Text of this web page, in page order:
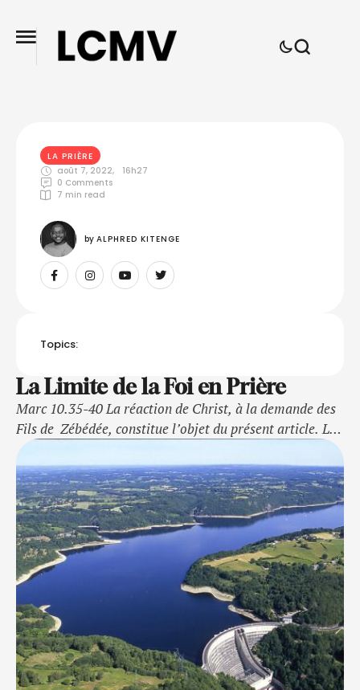
LA PRIÈRE
août 7, 2022,
16h27
0 Comments
7 min read
by ALPHRED KITENGE
Topics:
La Limite de la Foi en Prière
Marc 10.35-40 La réaction de Christ, à la demande des
Fils de Zébédée, constitue l’objet du présent article. La
foi est une puissance. Un grand potentiel. Pour saisir
une image relative au potentiel de la foi, il faut entendre
ce que dit Jésus à propos de la foi. Christ affirme par
exemple que : Tout est …